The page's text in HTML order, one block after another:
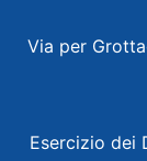
Via per
Esercizio dei